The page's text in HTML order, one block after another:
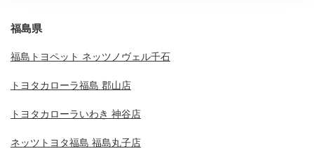
福島県
福島トヨペット ネッツノヴェル千石
トヨタカローラ福島 郡山店
トヨタカローラいわき 神谷店
ネッツトヨタ福島 福島丸子店